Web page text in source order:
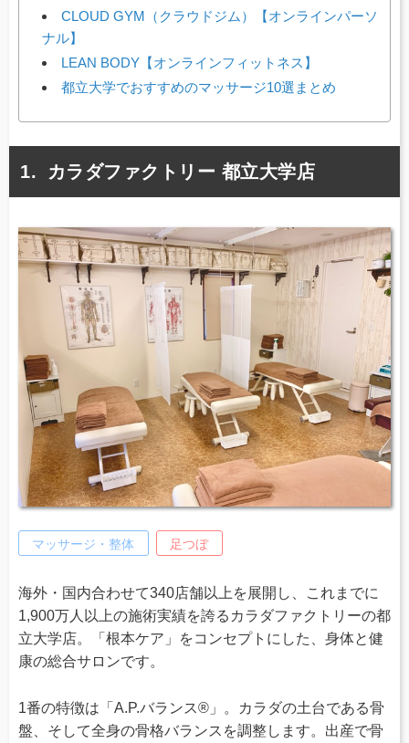
CLOUD GYM（クラウドジム）【オンラインパーソ
ナル】
LEAN BODY【オンラインフィットネス】
都立大学でおすすめのマッサージ10選まとめ
カラダファクトリー 都立大学店
マッサージ・整体 足つぼ
海外・国内合わせて340店舗以上を展開し、これまでに
1,900万人以上の施術実績を誇るカラダファクトリーの都
立大学店。「根本ケア」をコンセプトにした、身体と健
康の総合サロンです。
1番の特徴は「A.P.バランス®」。カラダの土台である骨
盤、そして全身の骨格バランスを調整します。出産で骨